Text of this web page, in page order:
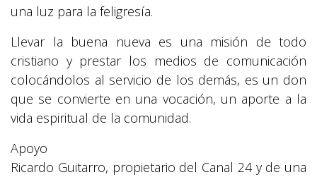
una luz para la feligresía.
Llevar la buena nueva es una misión de todo
cristiano y prestar los medios de comunicación
colocándolos al servicio de los demás, es un don
que se convierte en una vocación, un aporte a la
vida espiritual de la comunidad.
Apoyo
Ricardo Guitarro, propietario del Canal 24 y de una